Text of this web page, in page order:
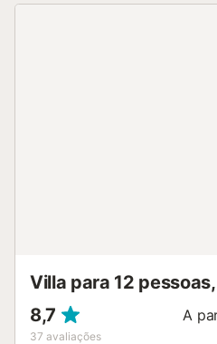
Villa para 12
8,7
37 avaliações
A